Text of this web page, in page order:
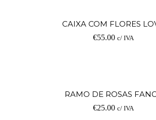
CAIXA COM FLORES
€55.00 c/ IVA
RAMO DE ROSAS
€25.00 c/ IVA